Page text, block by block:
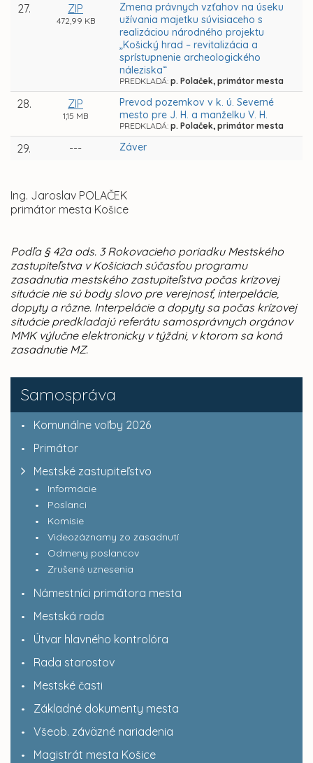
Samospráva
Komunálne voľby 2026
Primátor
Mestské zastupiteľstvo
Informácie
Poslanci
Komisie
Videozáznamy zo zasadnutí
Odmeny poslancov
Zrušené uznesenia
Námestníci primátora mesta
Mestská rada
Útvar hlavného kontrolóra
Rada starostov
Mestské časti
Základné dokumenty mesta
Všeob. záväzné nariadenia
Magistrát mesta Košice
27. ZIP
472,99 KB
Zmena právnych vzťahov na úseku
užívania majetku súvisiaceho s
realizáciou národného projektu
„Košický hrad – revitalizácia a
sprístupnenie archeologického
náleziska“
PREDKLADÁ: p. Polaček, primátor mesta
28. ZIP
1,15 MB
Prevod pozemkov v k. ú. Severné
mesto pre J. H. a manželku V. H.
PREDKLADÁ: p. Polaček, primátor mesta
29. --- Záver
Ing. Jaroslav POLAČEK
primátor mesta Košice
Podľa § 42a ods. 3 Rokovacieho poriadku Mestského
zastupiteľstva v Košiciach súčasťou programu
zasadnutia mestského zastupiteľstva počas krízovej
situácie nie sú body slovo pre verejnosť, interpelácie,
dopyty a rôzne. Interpelácie a dopyty sa počas krízovej
situácie predkladajú referátu samosprávnych orgánov
MMK výlučne elektronicky v týždni, v ktorom sa koná
zasadnutie MZ.